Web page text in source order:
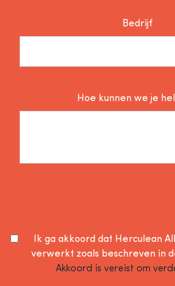
Bedrijf
Hoe kunnen we je
Ik ga akkoord dat Herculean
verwerkt zoals beschreven in
Akkoord is vereist om